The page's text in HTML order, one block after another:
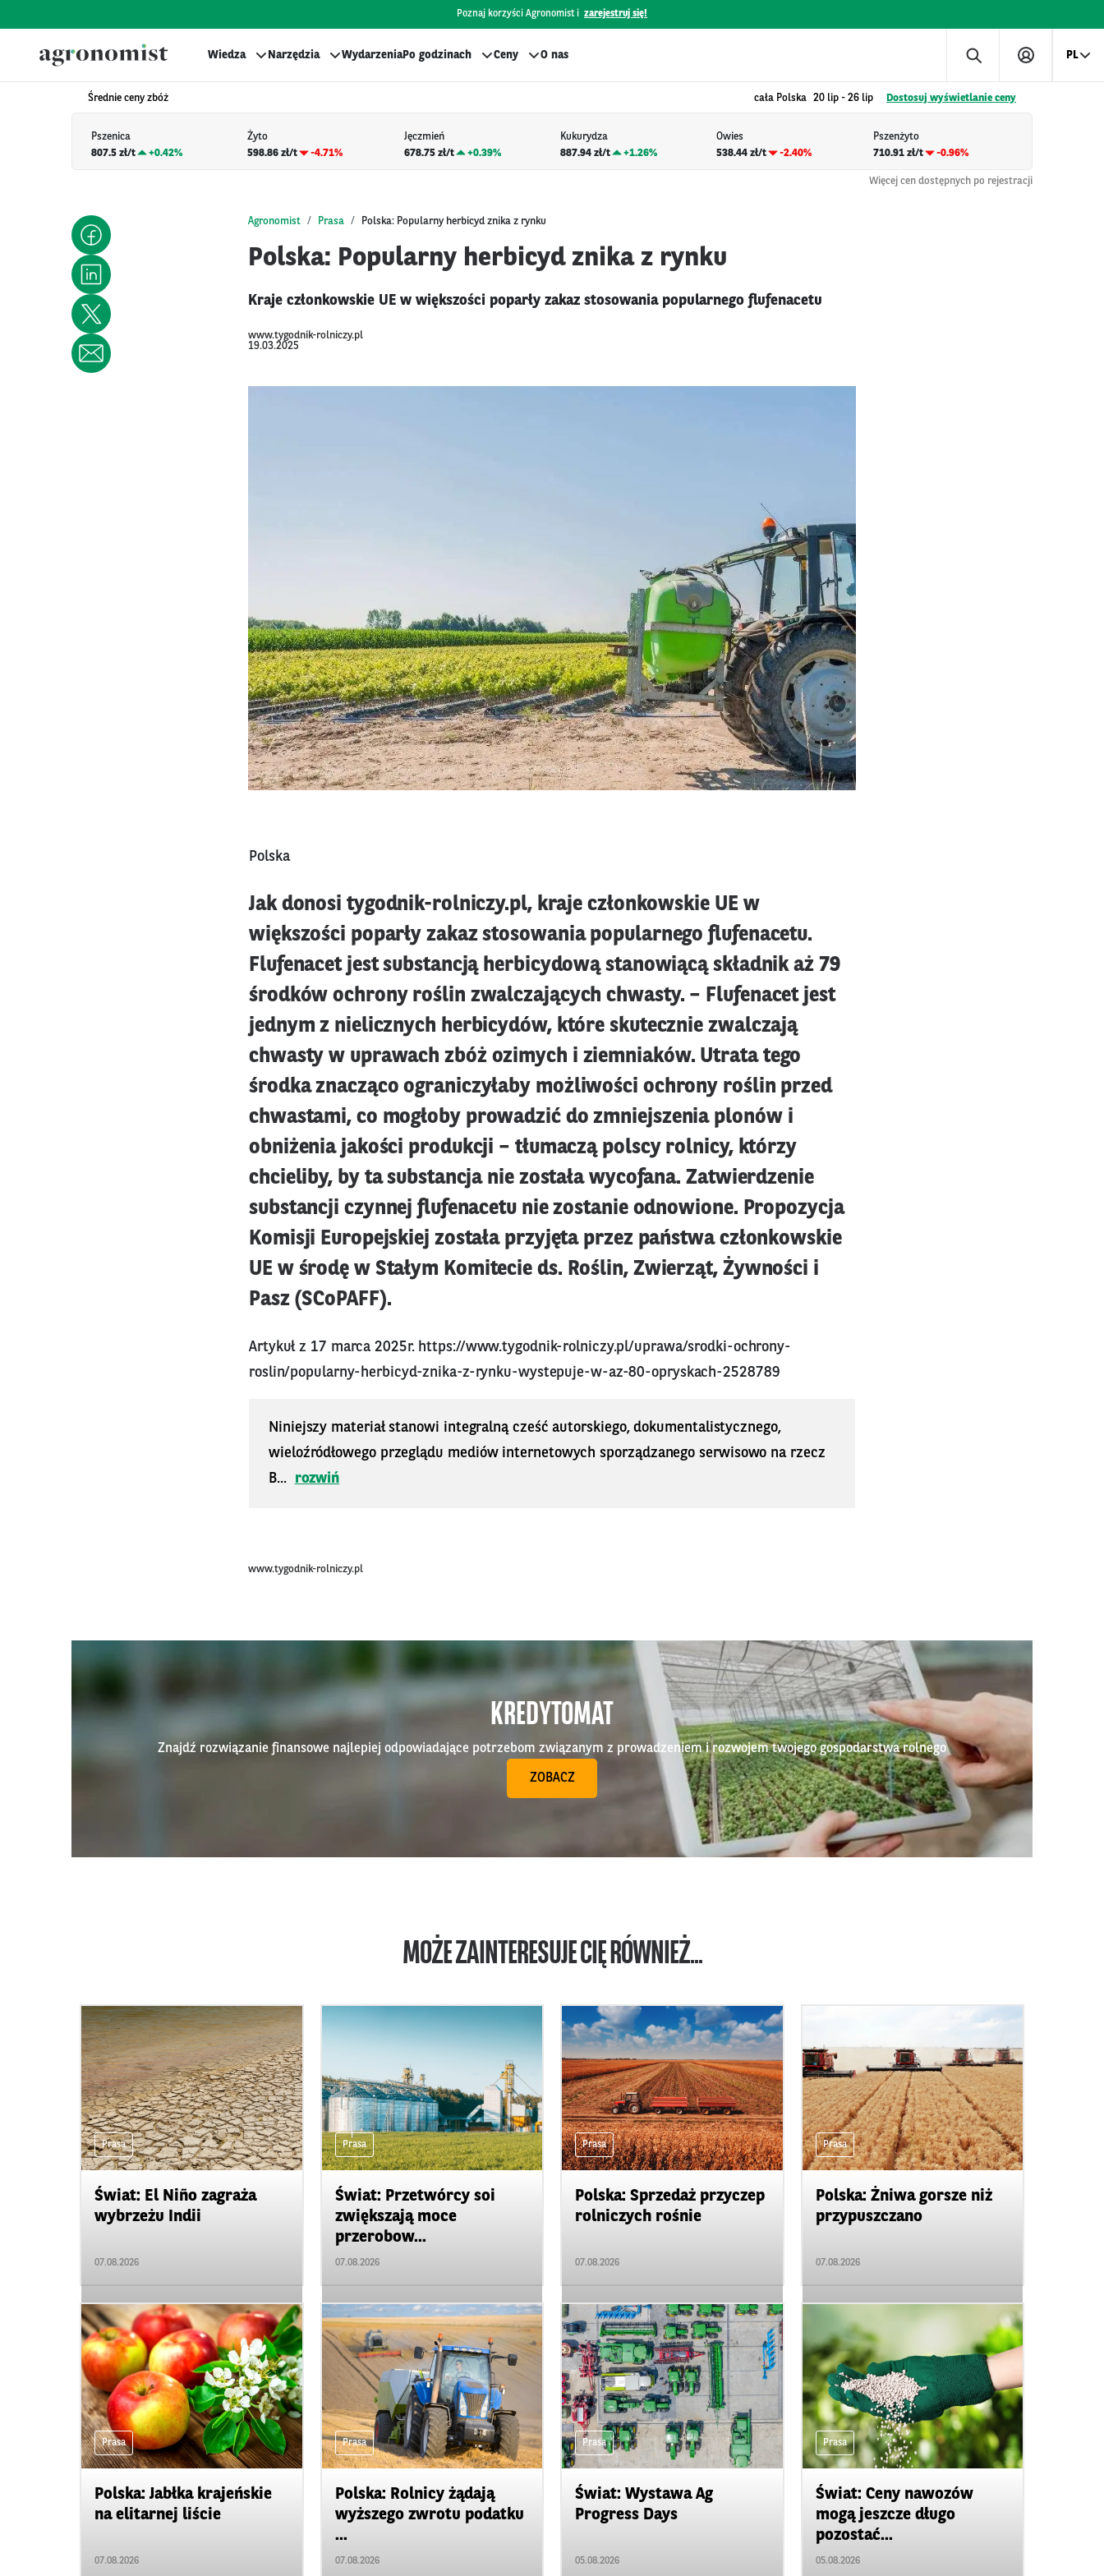
Poznaj korzyści Agronomist i zarejestruj się!
Wiedza Narzędzia WydarzeniaPo godzinach Ceny O nas PL
Średnie ceny zbóż cała Polska 20 lip - 26 lip Dostosuj wyświetlanie ceny
Pszenica
807.5 zł/t
+0.42%
Żyto
598.86 zł/t
-4.71%
Jęczmień
678.75 zł/t
+0.39%
Kukurydza
887.94 zł/t
+1.26%
Owies
538.44 zł/t
-2.40%
Pszenżyto
710.91 zł/t
-0.96%
Więcej cen dostępnych po rejestracji
Agronomist Prasa Polska: Popularny herbicyd znika z rynku
Polska: Popularny herbicyd znika z rynku
Kraje członkowskie UE w większości poparły zakaz stosowania popularnego flufenacetu
www.tygodnik-rolniczy.pl
19.03.2025
Polska
Jak donosi tygodnik-rolniczy.pl, kraje członkowskie UE w
większości poparły zakaz stosowania popularnego flufenacetu.
Flufenacet jest substancją herbicydową stanowiącą składnik aż 79
środków ochrony roślin zwalczających chwasty. – Flufenacet jest
jednym z nielicznych herbicydów, które skutecznie zwalczają
chwasty w uprawach zbóż ozimych i ziemniaków. Utrata tego
środka znacząco ograniczyłaby możliwości ochrony roślin przed
chwastami, co mogłoby prowadzić do zmniejszenia plonów i
obniżenia jakości produkcji – tłumaczą polscy rolnicy, którzy
chcieliby, by ta substancja nie została wycofana. Zatwierdzenie
substancji czynnej flufenacetu nie zostanie odnowione. Propozycja
Komisji Europejskiej została przyjęta przez państwa członkowskie
UE w środę w Stałym Komitecie ds. Roślin, Zwierząt, Żywności i
Pasz (SCoPAFF).
Artykuł z 17 marca 2025r. https://www.tygodnik-rolniczy.pl/uprawa/srodki-ochrony-
roslin/popularny-herbicyd-znika-z-rynku-wystepuje-w-az-80-opryskach-2528789
Niniejszy materiał stanowi integralną cześć autorskiego, dokumentalistycznego,
wieloźródłowego przeglądu mediów internetowych sporządzanego serwisowo na rzecz
B...
rozwiń
www.tygodnik-rolniczy.pl
KREDYTOMAT
Znajdź rozwiązanie finansowe najlepiej odpowiadające potrzebom związanym z prowadzeniem i rozwojem twojego gospodarstwa rolnego
ZOBACZ
MOŻE ZAINTERESUJE CIĘ RÓWNIEŻ...
Prasa
Świat: El Niño zagraża
wybrzeżu Indii
07.08.2026
Prasa
Świat: Przetwórcy soi
zwiększają moce
przerobow...
07.08.2026
Prasa
Polska: Sprzedaż przyczep
rolniczych rośnie
07.08.2026
Prasa
Polska: Żniwa gorsze niż
przypuszczano
07.08.2026
Prasa
Polska: Jabłka krajeńskie
na elitarnej liście
07.08.2026
Prasa
Polska: Rolnicy żądają
wyższego zwrotu podatku
...
07.08.2026
Prasa
Świat: Wystawa Ag
Progress Days
05.08.2026
Prasa
Świat: Ceny nawozów
mogą jeszcze długo
pozostać...
05.08.2026